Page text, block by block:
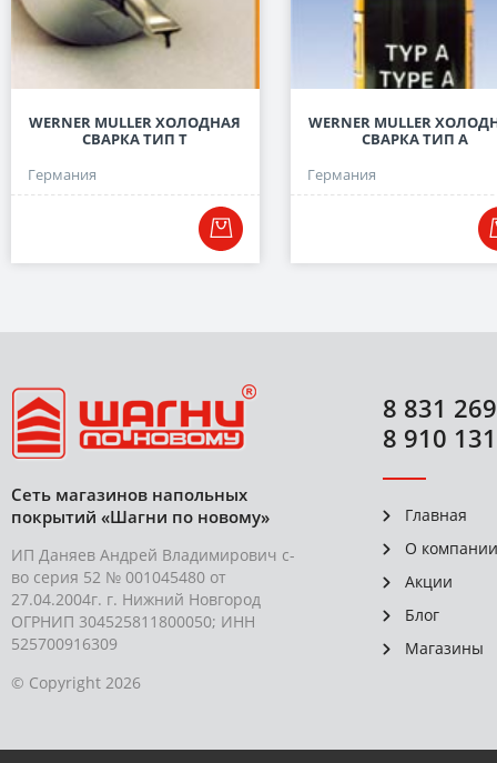
WERNER MULLER ХОЛОДНАЯ
СВАРКА ТИП Т
Германия
WERNER MULLER
СВАРКА ТИП А
Германия
Сеть магазинов напольных
покрытий «Шагни по новому»
ИП Даняев Андрей Владимирович с-
во серия 52 № 001045480 от
27.04.2004г. г. Нижний Новгород
ОГРНИП 304525811800050; ИНН
525700916309
© Copyright 2026
8 831
8 910
Главная
О компании
Акции
Блог
Магазины